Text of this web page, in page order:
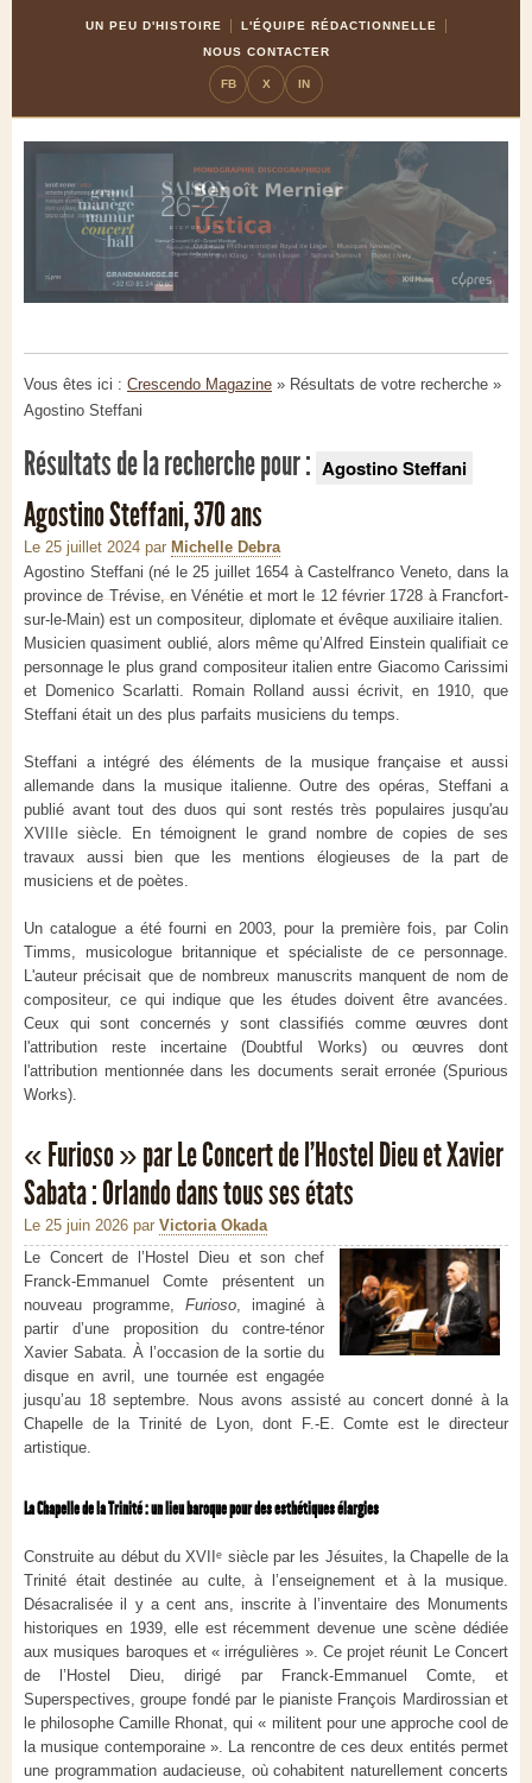
UN PEU D'HISTOIRE
L'ÉQUIPE RÉDACTIONNELLE
NOUS CONTACTER
FB X IN
Vous êtes ici : Crescendo Magazine » Résultats de votre recherche »
Agostino Steffani
Résultats de la recherche pour : Agostino Steffani
Agostino Steffani, 370 ans
Le 25 juillet 2024 par Michelle Debra
Agostino Steffani (né le 25 juillet 1654 à Castelfranco Veneto, dans la
province de Trévise, en Vénétie et mort le 12 février 1728 à Francfort-
sur-le-Main) est un compositeur, diplomate et évêque auxiliaire italien.
Musicien quasiment oublié, alors même qu’Alfred Einstein qualifiait ce
personnage le plus grand compositeur italien entre Giacomo Carissimi
et Domenico Scarlatti. Romain Rolland aussi écrivit, en 1910, que
Steffani était un des plus parfaits musiciens du temps.
Steffani a intégré des éléments de la musique française et aussi
allemande dans la musique italienne. Outre des opéras, Steffani a
publié avant tout des duos qui sont restés très populaires jusqu'au
XVIIIe siècle. En témoignent le grand nombre de copies de ses
travaux aussi bien que les mentions élogieuses de la part de
musiciens et de poètes.
Un catalogue a été fourni en 2003, pour la première fois, par Colin
Timms, musicologue britannique et spécialiste de ce personnage.
L'auteur précisait que de nombreux manuscrits manquent de nom de
compositeur, ce qui indique que les études doivent être avancées.
Ceux qui sont concernés y sont classifiés comme œuvres dont
l'attribution reste incertaine (Doubtful Works) ou œuvres dont
l'attribution mentionnée dans les documents serait erronée (Spurious
Works).
« Furioso » par Le Concert de l’Hostel Dieu et Xavier
Sabata : Orlando dans tous ses états
Le 25 juin 2026 par Victoria Okada
Le Concert de l’Hostel Dieu et son chef
Franck‑Emmanuel Comte présentent un
nouveau programme, Furioso, imaginé à
partir d’une proposition du contre‑ténor
Xavier Sabata. À l’occasion de la sortie du
disque en avril, une tournée est engagée
jusqu’au 18 septembre. Nous avons assisté au concert donné à la
Chapelle de la Trinité de Lyon, dont F.-E. Comte est le directeur
artistique.
La Chapelle de la Trinité : un lieu baroque pour des esthétiques élargies
Construite au début du XVIIᵉ siècle par les Jésuites, la Chapelle de la
Trinité était destinée au culte, à l’enseignement et à la musique.
Désacralisée il y a cent ans, inscrite à l’inventaire des Monuments
historiques en 1939, elle est récemment devenue une scène dédiée
aux musiques baroques et « irrégulières ». Ce projet réunit Le Concert
de l’Hostel Dieu, dirigé par Franck‑Emmanuel Comte, et
Superspectives, groupe fondé par le pianiste François Mardirossian et
le philosophe Camille Rhonat, qui « militent pour une approche cool de
la musique contemporaine ». La rencontre de ces deux entités permet
une programmation audacieuse, où cohabitent naturellement concerts